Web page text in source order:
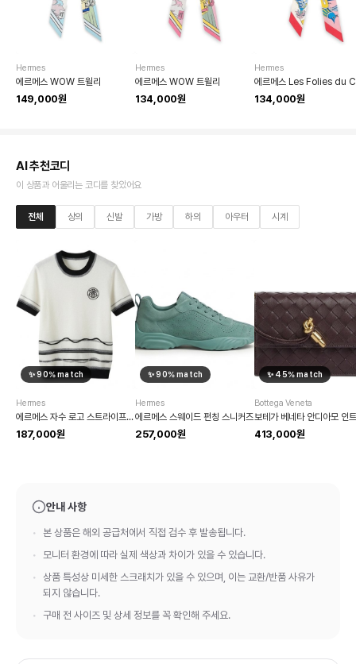
Hermes
에르메스 WOW 트윌리
149,000원
Hermes
에르메스 WOW 트윌리
134,000원
Hermes
134,000원
AI 추천코디
이 상품과 어울리는 코디를 찾았어요
전체 상의 신발 가방 하의 아우터 시계
✨90% match
Hermes
에르메스 자수 로고 스트라이프 반팔 티셔츠
187,000원
✨90% match
Hermes
에르메스 스웨이드 펀칭 스니커즈
257,000원
✨45% match
Bottega Veneta
413,000원
안내 사항
본 상품은 해외 공급처에서 직접 검수 후 발송됩니다.
모니터 환경에 따라 실제 색상과 차이가 있을 수 있습니다.
상품 특성상 미세한 스크래치가 있을 수 있으며, 이는 교환/반품 사유가
되지 않습니다.
구매 전 사이즈 및 상세 정보를 꼭 확인해 주세요.